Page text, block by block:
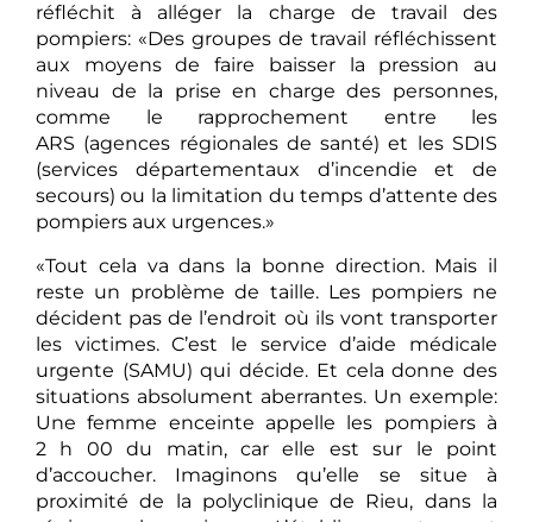
réfléchit à alléger la charge de travail des
pompiers: «Des groupes de travail réfléchissent
aux moyens de faire baisser la pression au
niveau de la prise en charge des personnes,
comme le rapprochement entre les
ARS (agences régionales de santé) et les SDIS
(services départementaux d’incendie et de
secours) ou la limitation du temps d’attente des
pompiers aux urgences.»
«Tout cela va dans la bonne direction. Mais il
reste un problème de taille. Les pompiers ne
décident pas de l’endroit où ils vont transporter
les victimes. C’est le service d’aide médicale
urgente (SAMU) qui décide. Et cela donne des
situations absolument aberrantes. Un exemple:
Une femme enceinte appelle les pompiers à
2 h 00 du matin, car elle est sur le point
d’accoucher. Imaginons qu’elle se situe à
proximité de la polyclinique de Rieu, dans la